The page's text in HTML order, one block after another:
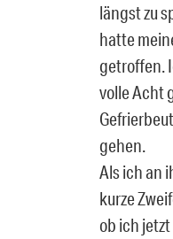
längst zu
hatte
getroffen.
volle Acht
gehen.
Als ich an
kurze
ob ich